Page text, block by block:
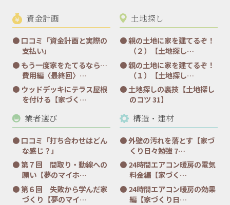
資金計画
口コミ「資金計画と実際の
支払い」
もう一度家をたてるなら…
費用編〈最終回〉…
ウッドデッキにテラス屋根
を付ける【家づく…
土地探し
親の土地に家を建てるぞ！
（２）【土地探し…
親の土地に家を建てるぞ！
（１）【土地探し…
土地探しの裏技【土地探し
のコツ 31】
業者選び
口コミ「打ち合わせはどん
な感じ？」
第７回 間取り・動線への
願い【夢のマイホ…
第６回 失敗から学んだ家
づくり【夢のマイ…
構造・建材
外壁の汚れを落とす【家づ
くり日々勉強 7…
24時間エアコン暖房の電気
料金編【家づく…
24時間エアコン暖房の効果
編【家づくり日…